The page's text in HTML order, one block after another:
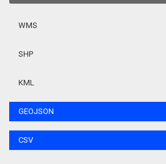
WMS
SHP
KML
GEOJSON
CSV